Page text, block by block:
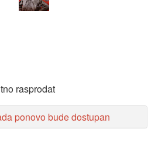
rasprodat
ponovo bude dostupan